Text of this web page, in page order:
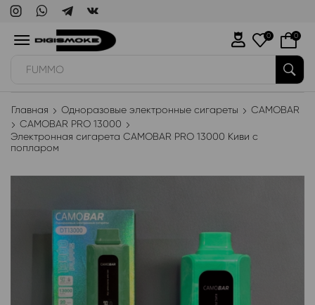
FUMMO
0 0
Главная Одноразовые электронные сигареты
CAMOBAR
CAMOBAR PRO 13000
Электронная сигарета CAMOBAR PRO 13000 Киви с
попларом